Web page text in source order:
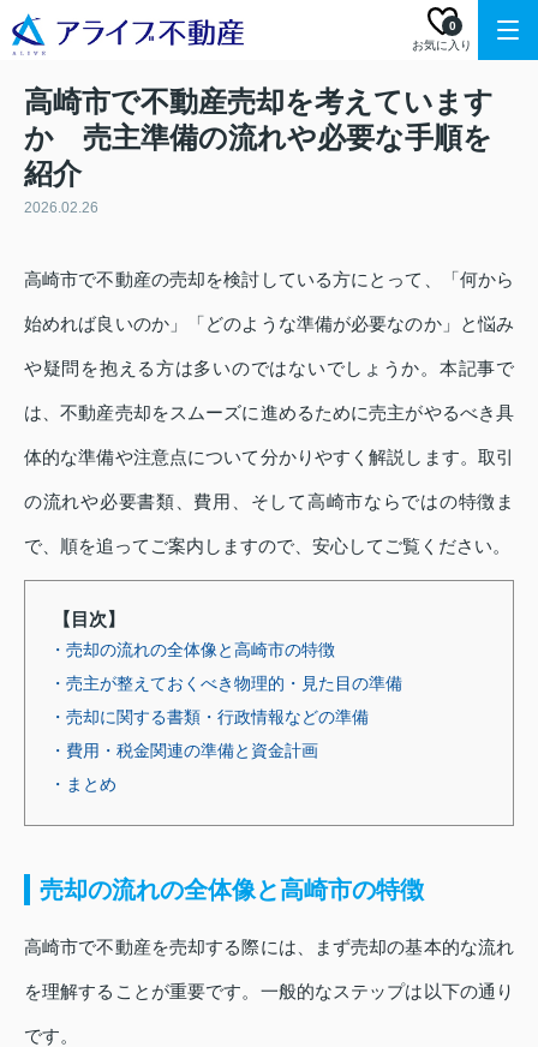
お気に入り
0
高崎市で不動産売却を考えています
か 売主準備の流れや必要な手順を
紹介
2026.02.26
高崎市で不動産の売却を検討している方にとって、「何から
始めれば良いのか」「どのような準備が必要なのか」と悩み
や疑問を抱える方は多いのではないでしょうか。本記事で
は、不動産売却をスムーズに進めるために売主がやるべき具
体的な準備や注意点について分かりやすく解説します。取引
の流れや必要書類、費用、そして高崎市ならではの特徴ま
で、順を追ってご案内しますので、安心してご覧ください。
【目次】
・売却の流れの全体像と高崎市の特徴
・売主が整えておくべき物理的・見た目の準備
・売却に関する書類・行政情報などの準備
・費用・税金関連の準備と資金計画
・まとめ
売却の流れの全体像と高崎市の特徴
高崎市で不動産を売却する際には、まず売却の基本的な流れ
を理解することが重要です。一般的なステップは以下の通り
です。